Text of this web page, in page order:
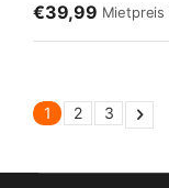
€39,99 Mietpreis
1 2 3